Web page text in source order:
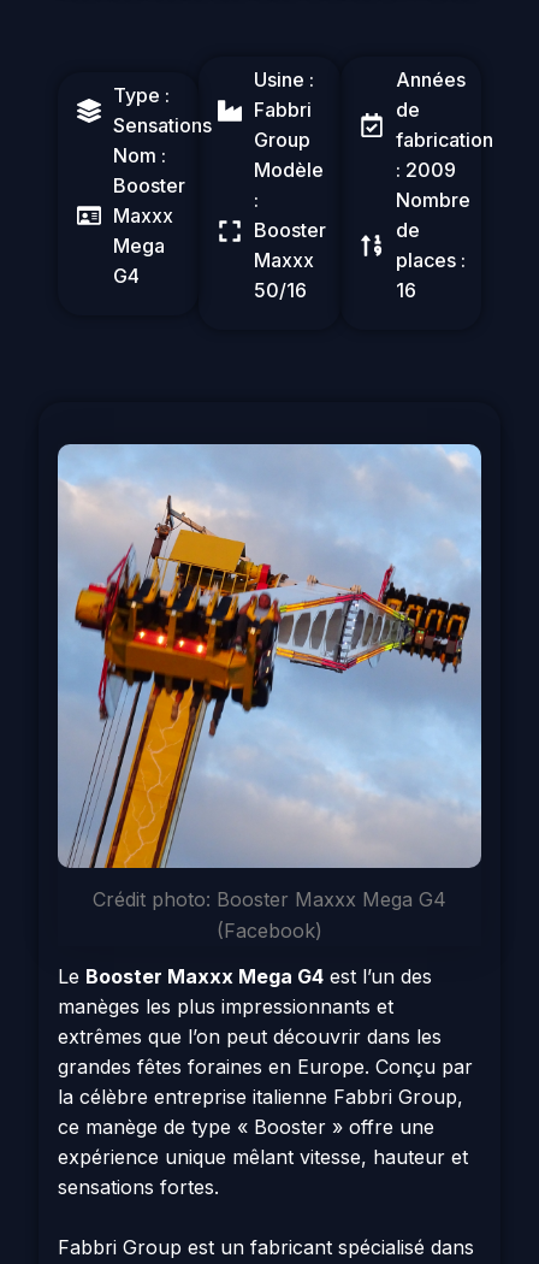
Type :
Sensations
Nom :
Booster
Maxxx
Mega
G4
Usine :
Fabbri
Group
Modèle
:
Booster
Maxxx
50/16
Années
de
fabrication
: 2009
Nombre
de
places :
16
Crédit photo: Booster Maxxx Mega G4
(Facebook)
Le Booster Maxxx Mega G4 est l’un des
manèges les plus impressionnants et
extrêmes que l’on peut découvrir dans les
grandes fêtes foraines en Europe. Conçu par
la célèbre entreprise italienne Fabbri Group,
ce manège de type « Booster » offre une
expérience unique mêlant vitesse, hauteur et
sensations fortes.
Fabbri Group est un fabricant spécialisé dans